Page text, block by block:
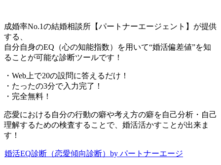
成婚率No.1の結婚相談所【パートナーエージェント】が提供
する、
自分自身のEQ（心の知能指数）を用いて“婚活偏差値”を知
ることが可能な診断ツールです！
・Web上で20の設問に答えるだけ！
・たったの3分で入力完了！
・完全無料！
恋愛における自分の行動の癖や考え方の癖を自己分析・自己
理解するための検査することで、婚活活かすことが出来ま
す！
婚活EQ診断（恋愛傾向診断）by パートナーエージ